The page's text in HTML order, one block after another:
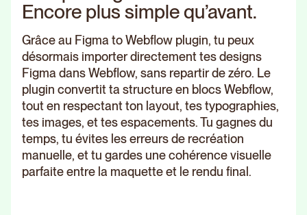
Encore plus simple qu’avant.
Grâce au Figma to Webflow plugin, tu peux
désormais importer directement tes designs
Figma dans Webflow, sans repartir de zéro. Le
plugin convertit ta structure en blocs Webflow,
tout en respectant ton layout, tes typographies,
tes images, et tes espacements. Tu gagnes du
temps, tu évites les erreurs de recréation
manuelle, et tu gardes une cohérence visuelle
parfaite entre la maquette et le rendu final.